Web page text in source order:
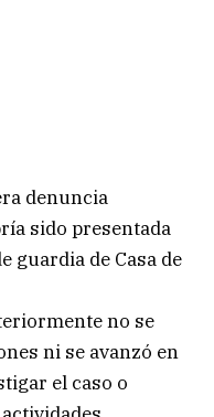
denuncia
sido presentada
guardia de Casa de
no se
ni se avanzó en
el caso o